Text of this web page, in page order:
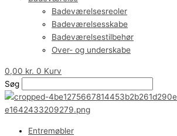
Badeværelsesreoler
Badeværelsesskabe
Badeværelsestilbehør
Over- og underskabe
0,00 kr. 0 Kurv
Søg
Entremøbler